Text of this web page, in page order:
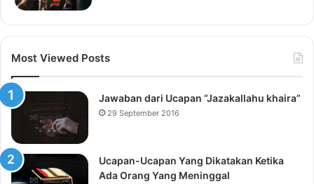
Most Viewed Posts
Jawaban dari Ucapan “Jazakallahu khaira”
29 September 2016
Ucapan-Ucapan Yang Dikatakan Ketika
Ada Orang Yang Meninggal